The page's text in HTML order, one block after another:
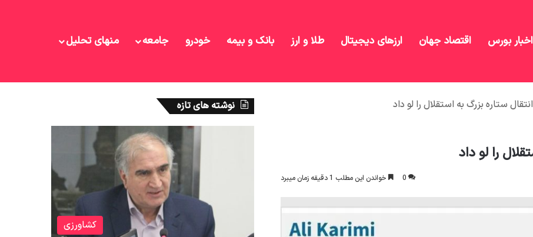
اخبار بورس اقتصاد جهان ارزهای دیجیتال طلا و ارز بانک و بیمه خودرو جامعه منهای تحلیل
ستاره بزرگ به استقلال را لو داد
را لو داد
0 خواندن این مطلب 1 دقیقه زمان میبرد
نوشته های تازه
کشاورزی